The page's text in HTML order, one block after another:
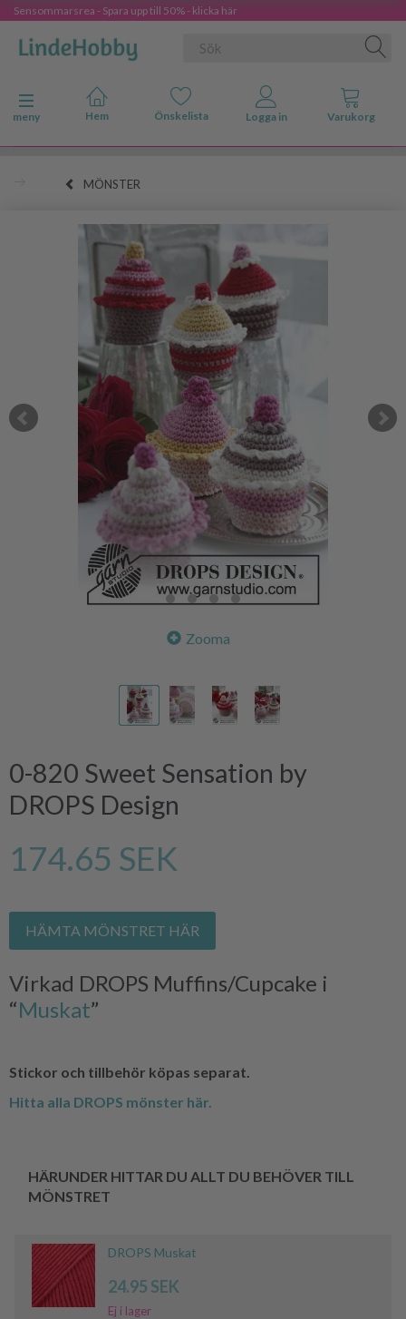
Sensommarsrea - Spara upp till 50% - klicka här
Ändra navigering
meny
MÖNSTER
Zooma
0-820 Sweet Sensation by
DROPS Design
174.65 SEK
HÄMTA MÖNSTRET HÄR
Virkad DROPS Muffins/Cupcake i
“Muskat”
Stickor och tillbehör köpas separat.
Hitta alla DROPS mönster här.
HÄRUNDER HITTAR DU ALLT DU BEHÖVER TILL
MÖNSTRET
DROPS Muskat
24.95 SEK
Ej i lager